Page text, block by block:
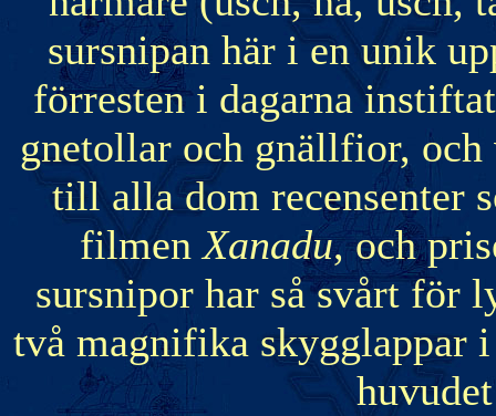
sursnipan här i en unik
förresten i dagarna
gnetollar och gnällfior,
till alla dom recensenter
filmenXanadu, och
sursnipor har så svårt för
två magnifika skygglappar